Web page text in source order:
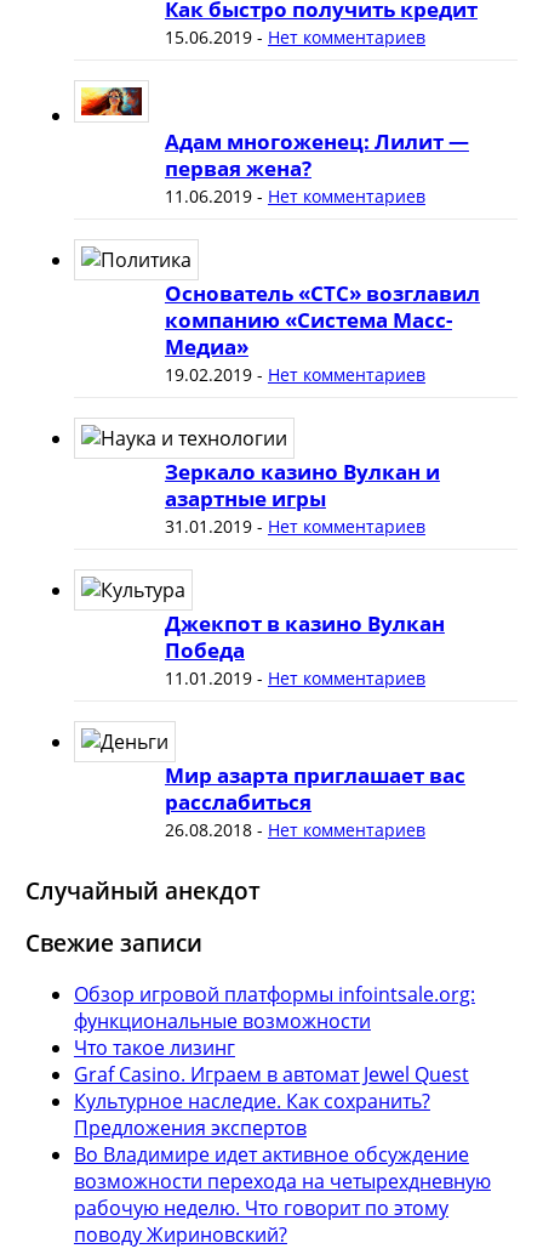
Как быстро получить кредит
15.06.2019- Нет комментариев
Адам многоженец: Лилит —
первая жена?
11.06.2019- Нет комментариев
Основатель «СТС» возглавил
компанию «Система Масс-
Медиа»
19.02.2019- Нет комментариев
Зеркало казино Вулкан и
азартные игры
31.01.2019- Нет комментариев
Джекпот в казино Вулкан
Победа
11.01.2019- Нет комментариев
Мир азарта приглашает вас
расслабиться
26.08.2018- Нет комментариев
Случайный анекдот
Свежие записи
Обзор игровой платформы infointsale.org:
функциональные возможности
Что такое лизинг
Graf Casino. Играем в автомат Jewel Quest
Культурное наследие. Как сохранить?
Предложения экспертов
Во Владимире идет активное обсуждение
возможности перехода на четырехдневную
рабочую неделю. Что говорит по этому
поводу Жириновский?